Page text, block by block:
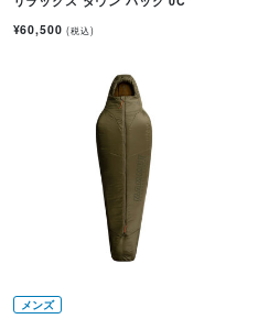
¥60,500(税込)
メンズ